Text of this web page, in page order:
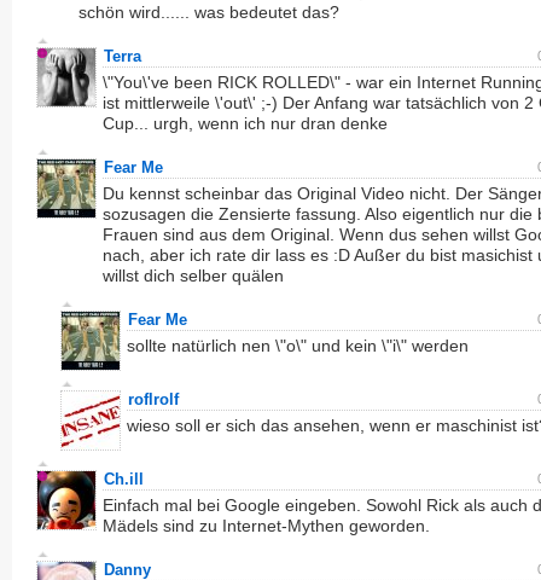
schön wird...... was bedeutet das?
Terra
\"You\'ve been RICK ROLLED\" - war ein Internet
ist mittlerweile \'out\' ;-) Der Anfang war tatsächlich von 2
Cup... urgh, wenn ich nur dran denke
Fear Me
Du kennst scheinbar das Original Video nicht. Der
sozusagen die Zensierte fassung. Also eigentlich nur die
Frauen sind aus dem Original. Wenn dus sehen willst
nach, aber ich rate dir lass es :D Außer du bist masichist
willst dich selber quälen
Fear Me
sollte natürlich nen \"o\" und kein \"i\" werden
roflrolf
wieso soll er sich das ansehen, wenn er maschinist
Ch.ill
Einfach mal bei Google eingeben. Sowohl Rick als auch
Mädels sind zu Internet-Mythen geworden.
Danny